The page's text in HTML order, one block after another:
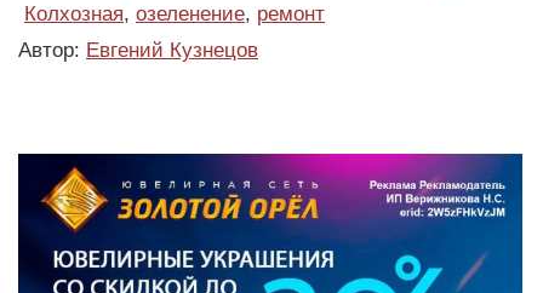
Колхозная, озеленение, ремонт
Автор: Евгений Кузнецов